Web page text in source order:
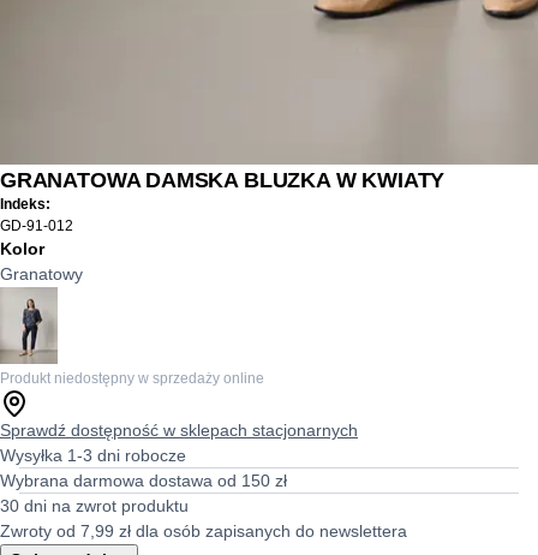
GRANATOWA DAMSKA BLUZKA W KWIATY
Indeks:
GD-91-012
Kolor
Granatowy
Produkt niedostępny w sprzedaży online
Sprawdź dostępność w sklepach stacjonarnych
Wysyłka 1-3 dni robocze
Wybrana darmowa dostawa od 150 zł
30 dni na zwrot produktu
Zwroty od 7,99 zł dla osób zapisanych do newslettera